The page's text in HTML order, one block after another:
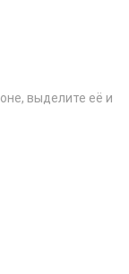
выделите её и